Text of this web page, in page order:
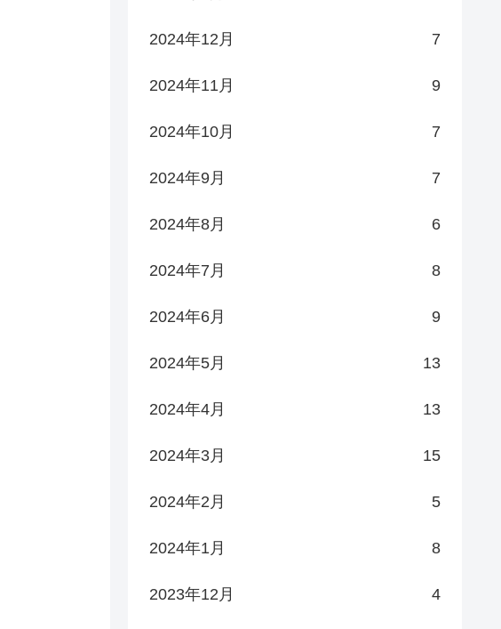
2024年12月 7
2024年11月 9
2024年10月 7
2024年9月 7
2024年8月 6
2024年7月 8
2024年6月 9
2024年5月 13
2024年4月 13
2024年3月 15
2024年2月 5
2024年1月 8
2023年12月 4